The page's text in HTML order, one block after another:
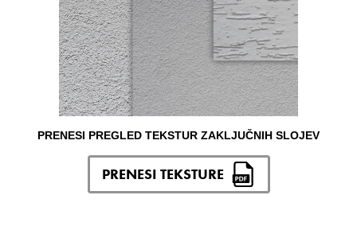
PRENESI PREGLED TEKSTUR ZAKLJUČNIH SLOJEV
PRENESI TEKSTURE